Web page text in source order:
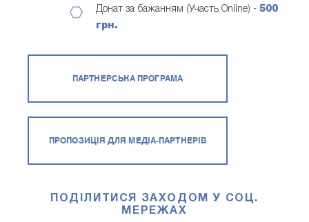
Донат за бажанням (Участь Online) - 500
грн.
ПАРТНЕРСЬКА ПРОГРАМА
ПРОПОЗИЦІЯ ДЛЯ МЕДІА-ПАРТНЕРІВ
ПОДІЛИТИСЯ ЗАХОДОМ У СОЦ.
МЕРЕЖАХ